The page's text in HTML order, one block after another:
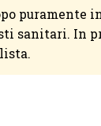
puramente
sanitari. In